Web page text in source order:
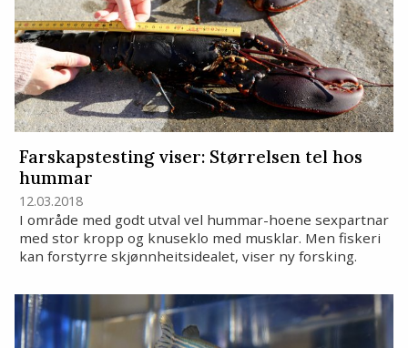
Farskapstesting viser: Størrelsen tel hos
hummar
12.03.2018
I område med godt utval vel hummar-hoene sexpartnar
med stor kropp og knuseklo med musklar. Men fiskeri
kan forstyrre skjønnheitsidealet, viser ny forsking.